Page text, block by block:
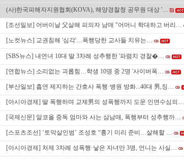
(사)한국피해자지원협회(KOVA), 해양경찰청 공무원 대상 '…
[조선일보] 어버이날 父살해 피의자 남매 "어머니 학대하고 버리…
[노컷뉴스] 교권침해 '심각'…폭행당한 교사들 치유는…
[SBS뉴스] 내연녀 10대 딸 3차례 성추행한 '파렴치 경찰�…
[연합뉴스] 소리없는 괴롭힘…학생 10명 중 2명 '사이버폭…
[부산일보] 흡연 제지하는 간호사 폭행·병원 방화...40대 男,징…
[아시아경제] 딸 폭행하며 교제男의 성폭행까지 도운 인면수심의…
[국제신문] 알코올 중독 엄마와 사는 삼남매, 폭행부터 성추행까…
[스포츠조선] ‘토막살인범’ 조성호 “흉기 미리 준비…살해할 …
[아시아경제] 처제 3차례 성폭행·낳은 자녀만 3명, 언니는 사실…